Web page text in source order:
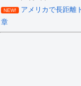
NEW!
アメリカで長距離
章